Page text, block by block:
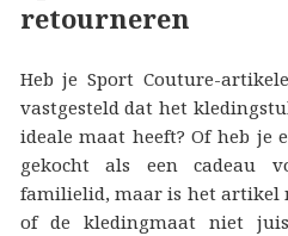
retourneren
Heb je Sport Couture-
vastgesteld dat het
ideale maat heeft? Of heb je
gekocht als een cadeau
familielid, maar is het artikel
of de kledingmaat niet